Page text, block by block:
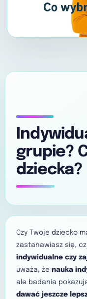
grupie?
dziecka?
Czy Twoje dziecko
zastanawiasz się,
indywidualne czy
uważa, że nauka
ale badania
dawać jeszcze